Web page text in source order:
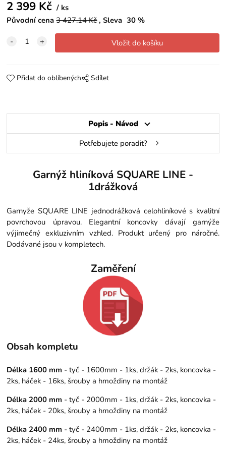
2 399 Kč
ks
Původní cena 3 427.14Kč Sleva 30 %
Přidat do oblíbených Sdílet
Popis - Návod
Potřebujete poradit?
Garnýž hliníková SQUARE LINE -
1drážková
Garnyže SQUARE LINE jednodrážková celohliníkové s kvalitní
povrchovou úpravou. Elegantní koncovky dávají garnýže
výjimečný exkluzivním vzhled. Produkt určený pro náročné.
Dodávané jsou v kompletech.
Zaměření
Obsah kompletu
Délka 1600 mm - tyč - 1600mm - 1ks, držák - 2ks, koncovka -
2ks, háček - 16ks, šrouby a hmoždiny na montáž
Délka 2000 mm - tyč - 2000mm - 1ks, držák - 2ks, koncovka -
2ks, háček - 20ks, šrouby a hmoždiny na montáž
Délka 2400 mm - tyč - 2400mm - 1ks, držák - 2ks, koncovka -
2ks, háček - 24ks, šrouby a hmoždiny na montáž